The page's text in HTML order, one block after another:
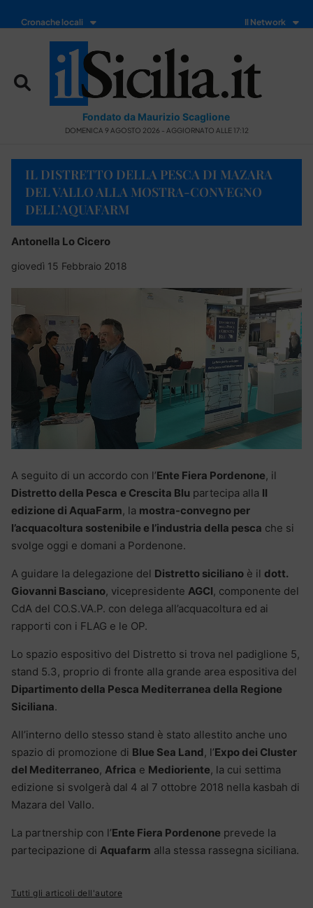
Cronache locali Il Network
Fondato da Maurizio Scaglione
DOMENICA 9 AGOSTO 2026 - AGGIORNATO ALLE 17:12
IL DISTRETTO DELLA PESCA DI MAZARA
DEL VALLO ALLA MOSTRA-CONVEGNO
DELL’AQUAFARM
Antonella Lo Cicero
giovedì 15 Febbraio 2018
A seguito di un accordo con l’Ente Fiera Pordenone, il
Distretto della Pesca e Crescita Blu partecipa alla II
edizione di AquaFarm, la mostra-convegno per
l’acquacoltura sostenibile e l’industria della pesca che si
svolge oggi e domani a Pordenone.
A guidare la delegazione del Distretto siciliano è il dott.
Giovanni Basciano, vicepresidente AGCI, componente del
CdA del CO.S.VA.P. con delega all’acquacoltura ed ai
rapporti con i FLAG e le OP.
Lo spazio espositivo del Distretto si trova nel padiglione 5,
stand 5.3, proprio di fronte alla grande area espositiva del
Dipartimento della Pesca Mediterranea della Regione
Siciliana.
All’interno dello stesso stand è stato allestito anche uno
spazio di promozione di Blue Sea Land, l’Expo dei Cluster
del Mediterraneo, Africa e Medioriente, la cui settima
edizione si svolgerà dal 4 al 7 ottobre 2018 nella kasbah di
Mazara del Vallo.
La partnership con l’Ente Fiera Pordenone prevede la
partecipazione di Aquafarm alla stessa rassegna siciliana.
Tutti gli articoli dell'autore